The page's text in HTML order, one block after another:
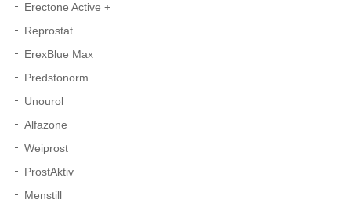
Erectone Active +
Reprostat
ErexBlue Max
Predstonorm
Unourol
Alfazone
Weiprost
ProstAktiv
Menstill